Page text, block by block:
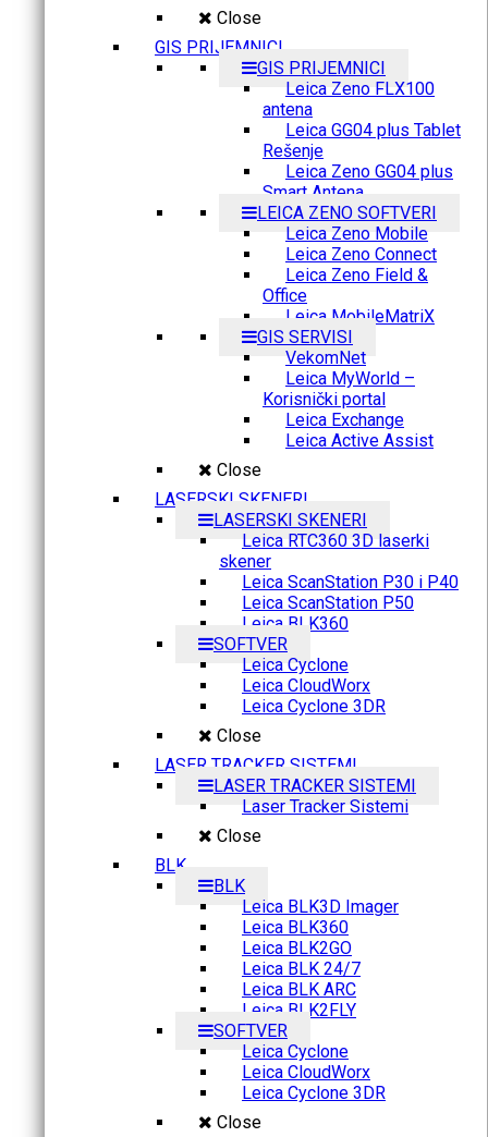
Close
GIS PRIJEMNICI
GIS PRIJEMNICI
Leica Zeno FLX100
antena
Leica GG04 plus Tablet
Rešenje
Leica Zeno GG04 plus
Smart Antena
LEICA ZENO SOFTVERI
Leica Zeno Mobile
Leica Zeno Connect
Leica Zeno Field &
Office
Leica MobileMatriX
GIS SERVISI
VekomNet
Leica MyWorld –
Korisnički portal
Leica Exchange
Leica Active Assist
Close
LASERSKI SKENERI
LASERSKI SKENERI
Leica RTC360 3D laserki
skener
Leica ScanStation P30 i P40
Leica ScanStation P50
Leica BLK360
SOFTVER
Leica Cyclone
Leica CloudWorx
Leica Cyclone 3DR
Close
LASER TRACKER SISTEMI
LASER TRACKER SISTEMI
Laser Tracker Sistemi
Close
BLK
BLK
Leica BLK3D Imager
Leica BLK360
Leica BLK2GO
Leica BLK 24/7
Leica BLK ARC
Leica BLK2FLY
SOFTVER
Leica Cyclone
Leica CloudWorx
Leica Cyclone 3DR
Close